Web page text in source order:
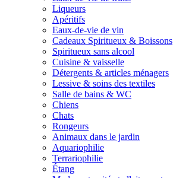
Liqueurs
Apéritifs
Eaux-de-vie de vin
Cadeaux Spiritueux & Boissons
Spiritueux sans alcool
Cuisine & vaisselle
Détergents & articles ménagers
Lessive & soins des textiles
Salle de bains & WC
Chiens
Chats
Rongeurs
Animaux dans le jardin
Aquariophilie
Terrariophilie
Étang